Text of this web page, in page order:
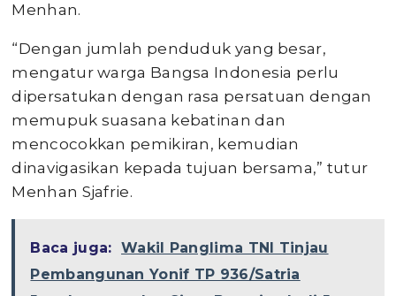
Menhan.
“Dengan jumlah penduduk yang besar,
mengatur warga Bangsa Indonesia perlu
dipersatukan dengan rasa persatuan dengan
memupuk suasana kebatinan dan
mencocokkan pemikiran, kemudian
dinavigasikan kepada tujuan bersama,” tutur
Menhan Sjafrie.
Baca juga: Wakil Panglima TNI Tinjau
Pembangunan Yonif TP 936/Satria